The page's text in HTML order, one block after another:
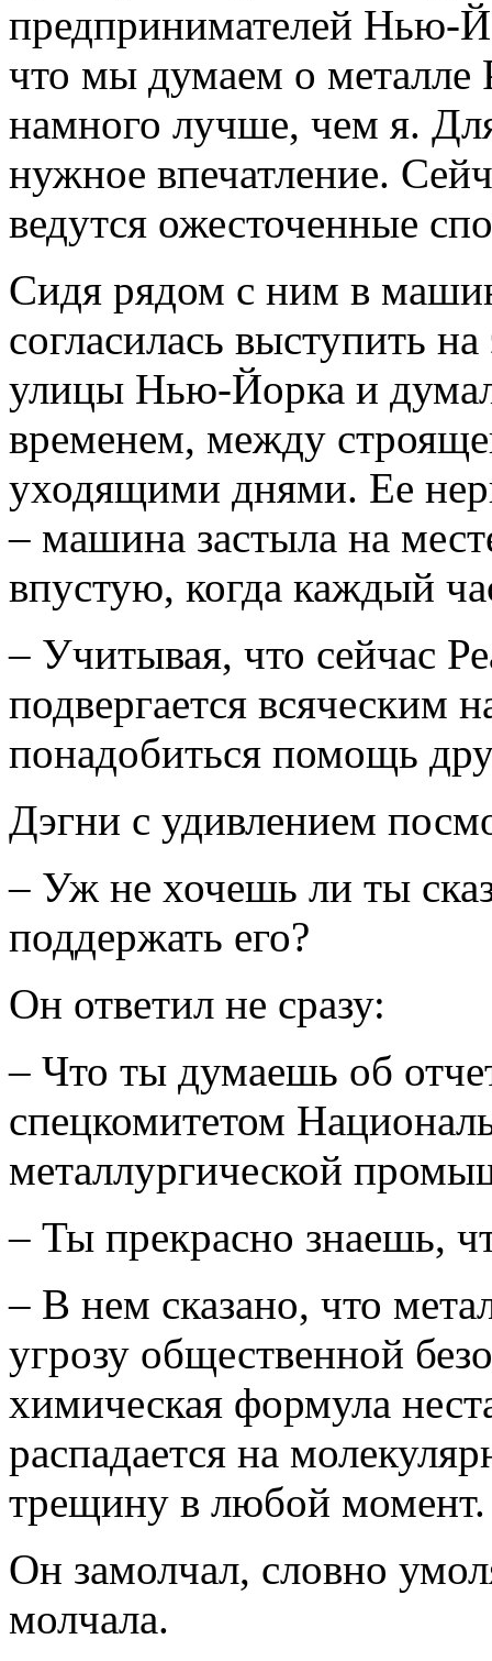
предпринимателей Нью-
что мы думаем о металле
намного лучше, чем я.
нужное впечатление.
ведутся ожесточенные
Сидя рядом с ним в
согласилась выступить
улицы Нью-Йорка и
временем, между
уходящими днями. Ее
– машина застыла на
впустую, когда каждый
– Учитывая, что сейчас
подвергается всяческим
понадобиться помощь
Дэгни с удивлением
– Уж не хочешь ли ты
поддержать его?
Он ответил не сразу:
– Что ты думаешь об
спецкомитетом
металлургической
– Ты прекрасно знаешь,
– В нем сказано, что
угрозу общественной
химическая формула
распадается на
трещину в любой момент.
Он замолчал, словно
молчала.